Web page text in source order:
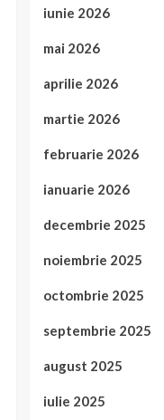
iunie 2026
mai 2026
aprilie 2026
martie 2026
februarie 2026
ianuarie 2026
decembrie 2025
noiembrie 2025
octombrie 2025
septembrie 2025
august 2025
iulie 2025